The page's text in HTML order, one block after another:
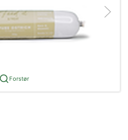
Forstør